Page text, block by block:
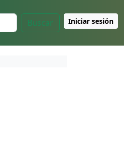
Buscar Iniciar sesión